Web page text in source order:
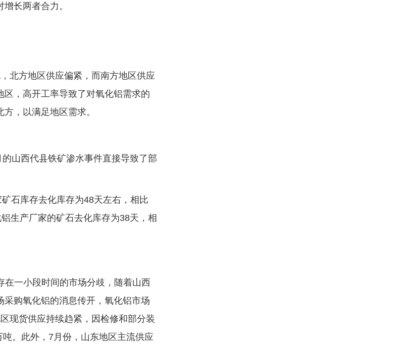
长两者合力。
北方地区供应偏紧，而南方地区供应
，高开工率导致了对氧化铝需求的
，以满足地区需求。
山西代县铁矿渗水事件直接导致了部
石库存去化库存为48天左右，相比
生产厂家的矿石去化库存为38天，相
在一小段时间的市场分歧，随着山西
购氧化铝的消息传开，氧化铝市场
现货供应持续趋紧，因检修和部分装
。此外，7月份，山东地区主流供应